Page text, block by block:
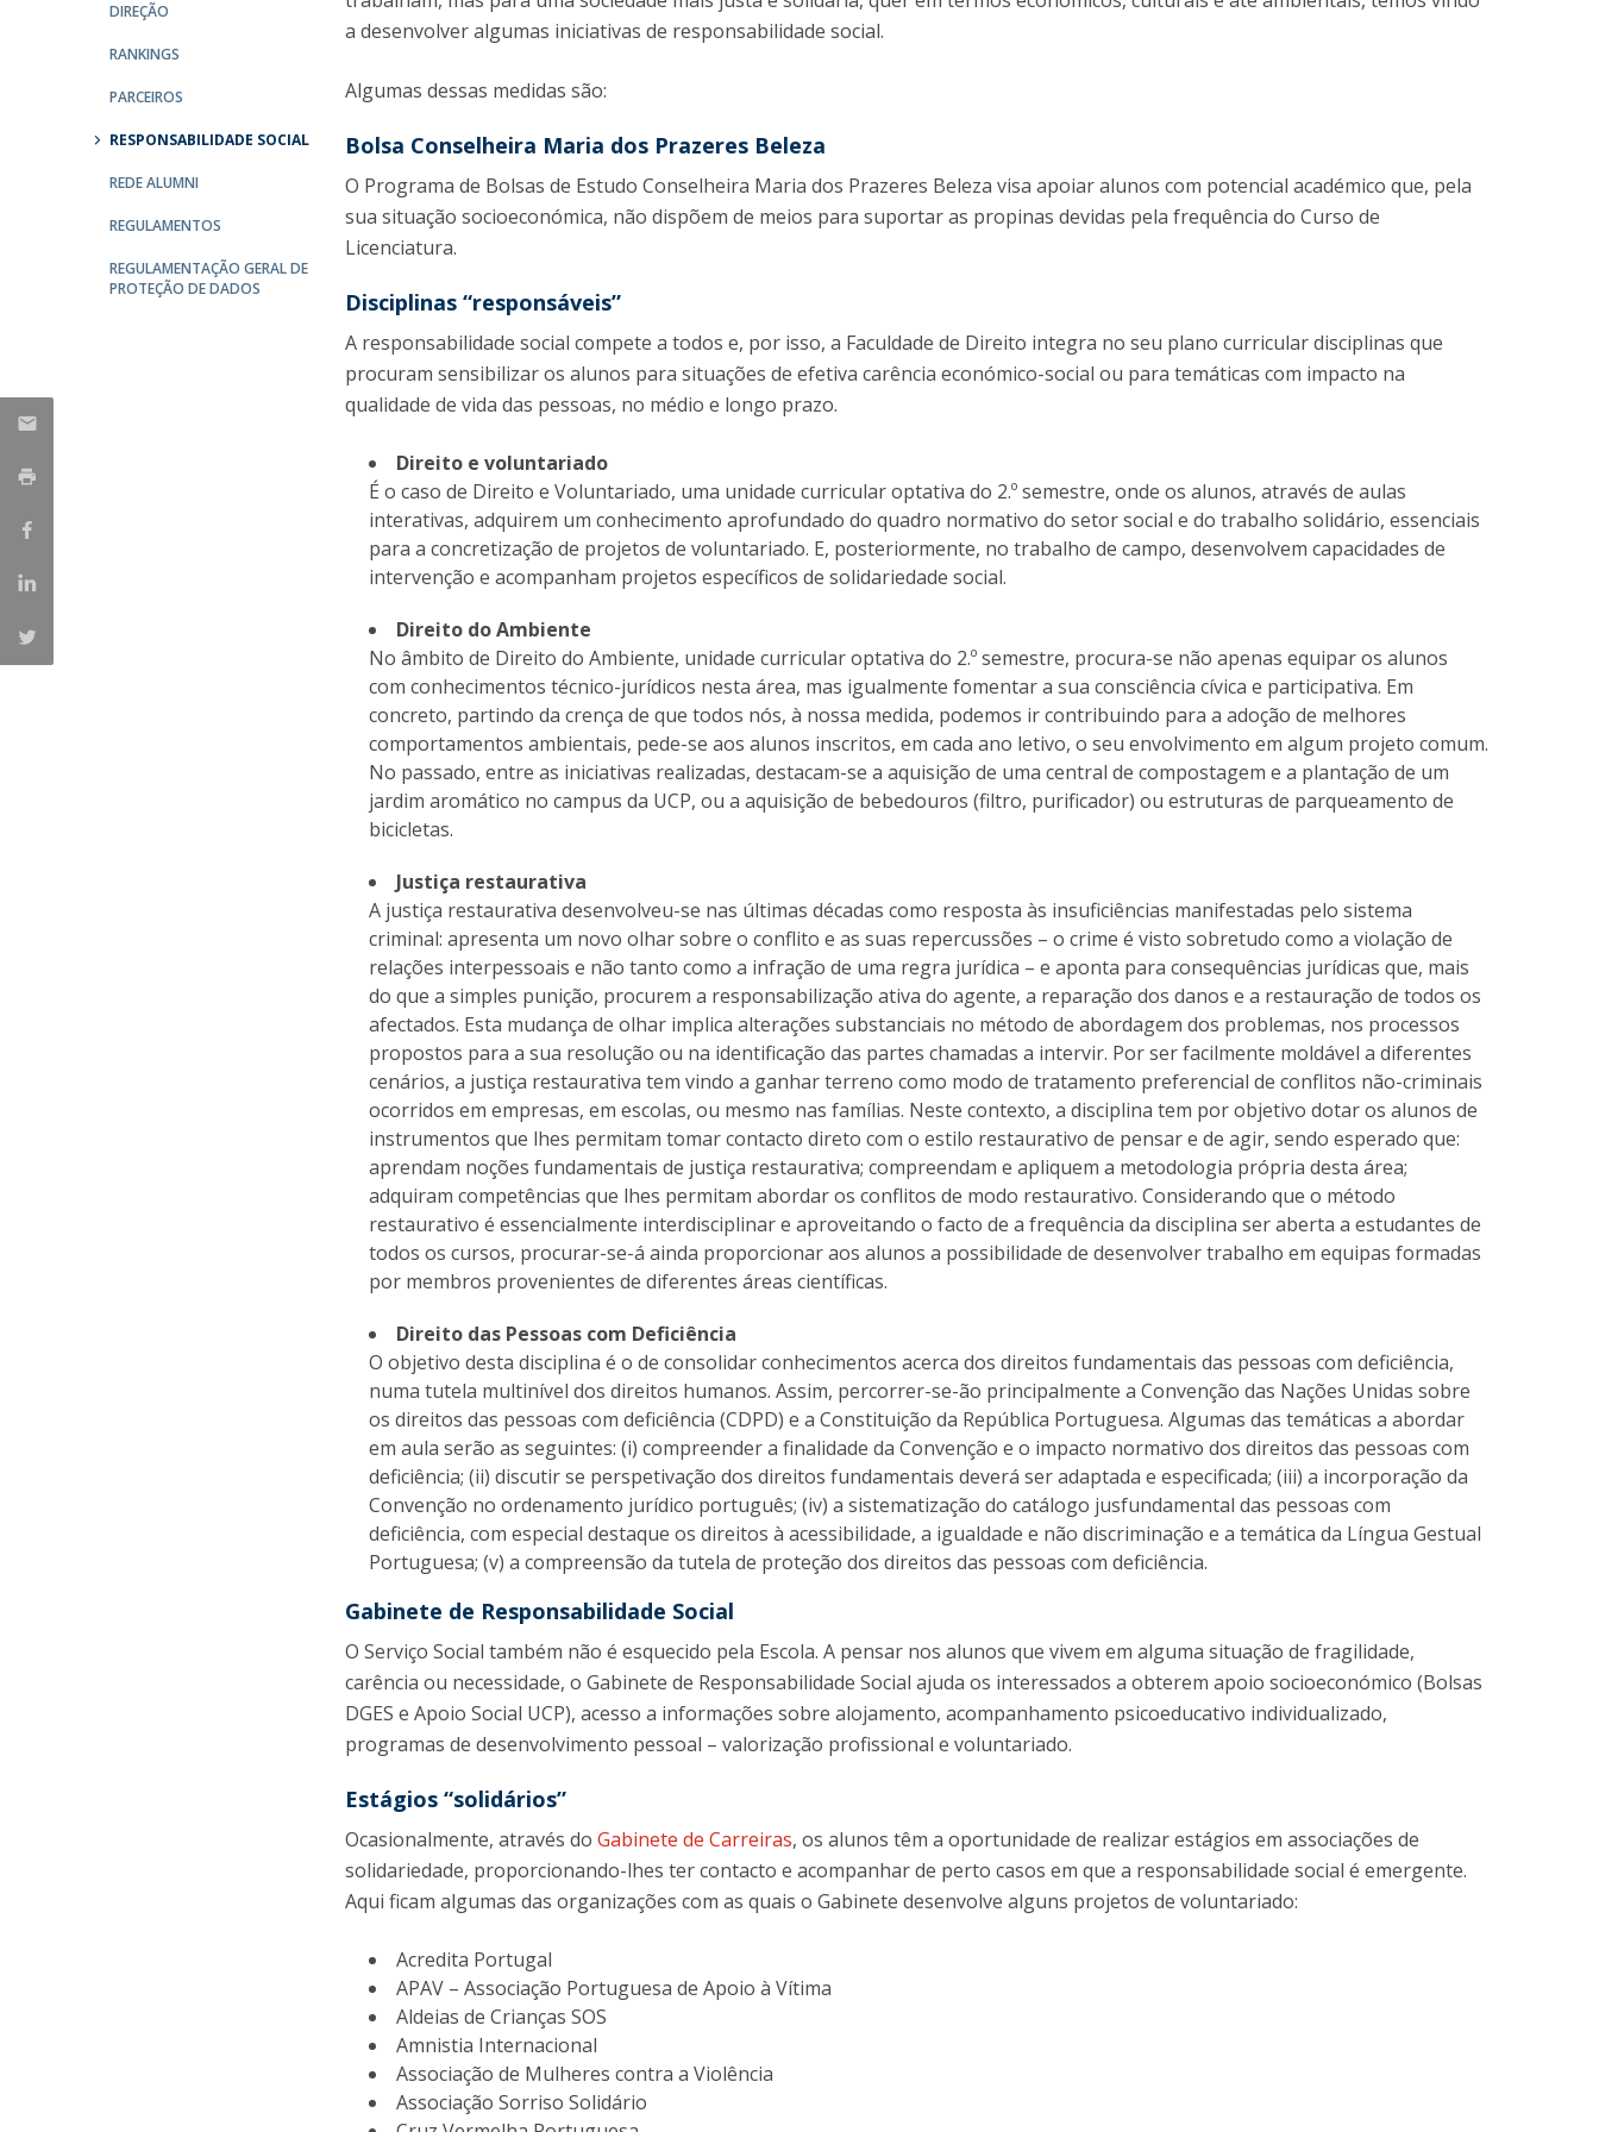
Mestrado em Direito | Forense
Master of Transnational Law
DIREÇÃO
RANKINGS
PARCEIROS
RESPONSABILIDADE SOCIAL
REDE ALUMNI
REGULAMENTOS
REGULAMENTAÇÃO GERAL DE
PROTEÇÃO DE DADOS
a desenvolver algumas iniciativas de responsabilidade social.
Algumas dessas medidas são:
Bolsa Conselheira Maria dos Prazeres Beleza
O Programa de Bolsas de Estudo Conselheira Maria dos Prazeres Beleza visa apoiar alunos com potencial académico que, pela
sua situação socioeconómica, não dispõem de meios para suportar as propinas devidas pela frequência do Curso de
Licenciatura.
Disciplinas “responsáveis”
A responsabilidade social compete a todos e, por isso, a Faculdade de Direito integra no seu plano curricular disciplinas que
procuram sensibilizar os alunos para situações de efetiva carência económico-social ou para temáticas com impacto na
qualidade de vida das pessoas, no médio e longo prazo.
Direito e voluntariado
É o caso de Direito e Voluntariado, uma unidade curricular optativa do 2.º semestre, onde os alunos, através de aulas
interativas, adquirem um conhecimento aprofundado do quadro normativo do setor social e do trabalho solidário, essenciais
para a concretização de projetos de voluntariado. E, posteriormente, no trabalho de campo, desenvolvem capacidades de
intervenção e acompanham projetos específicos de solidariedade social.
Direito do Ambiente
No âmbito de Direito do Ambiente, unidade curricular optativa do 2.º semestre, procura-se não apenas equipar os alunos
com conhecimentos técnico-jurídicos nesta área, mas igualmente fomentar a sua consciência cívica e participativa. Em
concreto, partindo da crença de que todos nós, à nossa medida, podemos ir contribuindo para a adoção de melhores
comportamentos ambientais, pede-se aos alunos inscritos, em cada ano letivo, o seu envolvimento em algum projeto comum.
No passado, entre as iniciativas realizadas, destacam-se a aquisição de uma central de compostagem e a plantação de um
jardim aromático no campus da UCP, ou a aquisição de bebedouros (filtro, purificador) ou estruturas de parqueamento de
bicicletas.
Justiça restaurativa
A justiça restaurativa desenvolveu-se nas últimas décadas como resposta às insuficiências manifestadas pelo sistema
criminal: apresenta um novo olhar sobre o conflito e as suas repercussões – o crime é visto sobretudo como a violação de
relações interpessoais e não tanto como a infração de uma regra jurídica – e aponta para consequências jurídicas que, mais
do que a simples punição, procurem a responsabilização ativa do agente, a reparação dos danos e a restauração de todos os
afectados. Esta mudança de olhar implica alterações substanciais no método de abordagem dos problemas, nos processos
propostos para a sua resolução ou na identificação das partes chamadas a intervir. Por ser facilmente moldável a diferentes
cenários, a justiça restaurativa tem vindo a ganhar terreno como modo de tratamento preferencial de conflitos não-criminais
ocorridos em empresas, em escolas, ou mesmo nas famílias. Neste contexto, a disciplina tem por objetivo dotar os alunos de
instrumentos que lhes permitam tomar contacto direto com o estilo restaurativo de pensar e de agir, sendo esperado que:
aprendam noções fundamentais de justiça restaurativa; compreendam e apliquem a metodologia própria desta área;
adquiram competências que lhes permitam abordar os conflitos de modo restaurativo. Considerando que o método
restaurativo é essencialmente interdisciplinar e aproveitando o facto de a frequência da disciplina ser aberta a estudantes de
todos os cursos, procurar-se-á ainda proporcionar aos alunos a possibilidade de desenvolver trabalho em equipas formadas
por membros provenientes de diferentes áreas científicas.
Direito das Pessoas com Deficiência
O objetivo desta disciplina é o de consolidar conhecimentos acerca dos direitos fundamentais das pessoas com deficiência,
numa tutela multinível dos direitos humanos. Assim, percorrer-se-ão principalmente a Convenção das Nações Unidas sobre
os direitos das pessoas com deficiência (CDPD) e a Constituição da República Portuguesa. Algumas das temáticas a abordar
em aula serão as seguintes: (i) compreender a finalidade da Convenção e o impacto normativo dos direitos das pessoas com
deficiência; (ii) discutir se perspetivação dos direitos fundamentais deverá ser adaptada e especificada; (iii) a incorporação da
Convenção no ordenamento jurídico português; (iv) a sistematização do catálogo jusfundamental das pessoas com
deficiência, com especial destaque os direitos à acessibilidade, a igualdade e não discriminação e a temática da Língua Gestual
Portuguesa; (v) a compreensão da tutela de proteção dos direitos das pessoas com deficiência.
Gabinete de Responsabilidade Social
O Serviço Social também não é esquecido pela Escola. A pensar nos alunos que vivem em alguma situação de fragilidade,
carência ou necessidade, o Gabinete de Responsabilidade Social ajuda os interessados a obterem apoio socioeconómico (Bolsas
DGES e Apoio Social UCP), acesso a informações sobre alojamento, acompanhamento psicoeducativo individualizado,
programas de desenvolvimento pessoal – valorização profissional e voluntariado.
Estágios “solidários”
Ocasionalmente, através doGabinete de Carreiras, os alunos têm a oportunidade de realizar estágios em associações de
solidariedade, proporcionando-lhes ter contacto e acompanhar de perto casos em que a responsabilidade social é emergente.
Aqui ficam algumas das organizações com as quais o Gabinete desenvolve alguns projetos de voluntariado:
Acredita Portugal
APAV – Associação Portuguesa de Apoio à Vítima
Aldeias de Crianças SOS
Amnistia Internacional
Associação de Mulheres contra a Violência
Associação Sorriso Solidário